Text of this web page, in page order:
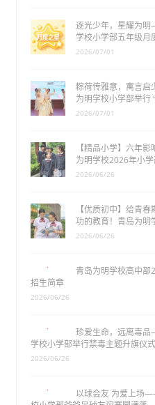
逐光少年，星耀为
学校小学部五年级月
2026/07/01
粽荷传雅意，寓言
为明学校小学部举行
2026/07/01
【精品小学】六年
为明学校2026年小
2026/06/26
【优质初中】给青
功的教育！青岛为
2026/06/26
青岛为明学校高中部
珍爱生命，远离毒
学校小学部举行禁毒
以球会友 为爱上场